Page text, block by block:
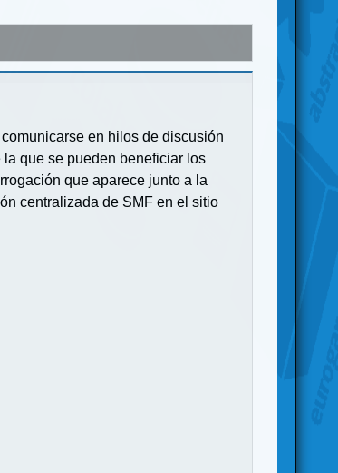
en hilos de discusión
que se pueden beneficiar los
que aparece junto a la
centralizada de SMF en el sitio